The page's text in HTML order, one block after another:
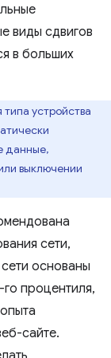
виды сдвигов
в больших
типа устройства
данные,
выключении
сети,
основаны
го процентиля,
сайте.